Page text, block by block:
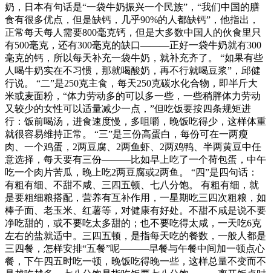
奶，日本有句话是“一袋牛奶振兴一个民族”，“我们中国的膳
食有很多优点，但是缺钙，几乎90%的人都缺钙”，他指出，
正常每天每人需要800毫克钙，但是大多数中国人的伙食里只
有500毫克，还有300毫克的缺口———正好一袋牛奶就有300
毫克的钙，所以每天补充一袋牛奶，就补充齐了。 “如果有些
人喝牛奶实在不习惯，那就喝酸奶，再不行就喝豆浆”，邱健
行说。 “二”是250克主食，每天250克碳水化合物，即半斤大
米或麦面粉，“体力劳动多的可以多一些，一些稍胖体力劳动
又较少的女性可以适量减少一点，”但吃饭要按四条规矩进
行：饭前喝汤，进食速度慢，多咀嚼，晚饭吃得少，这样体重
就很容易维持正常。 “三”是三份高蛋白，每份可在一两瘦
肉、一个鸡蛋，2两豆腐、2两鱼虾、2两鸡鸭、半两黄豆中任
意选择，每天要有三份———比如早上吃了一个荷包蛋，中午
吃一个肉片苦瓜，晚上吃2两豆腐或2两鱼。 “四”是四句话：
有粗有细、不甜不咸、三四五顿、七八分饱。 有粗有细，就
是要粗细粮搭配，营养有互补作用，一星期吃三四次粗粮，如
棒子面、老玉米、红薯等，对健康有好处。不甜不咸是说不要
净吃甜的，或不要吃太多甜的；也不要吃得太咸，一天吃6克
左右的盐就适中。三四五顿，是指每天吃的餐数，一般人都是
三四餐，怎样安排“五餐”呢———早餐与午餐中间加一顿点心
餐，下午四五时吃一顿，晚饭吃得晚一些，这样总量不变而不